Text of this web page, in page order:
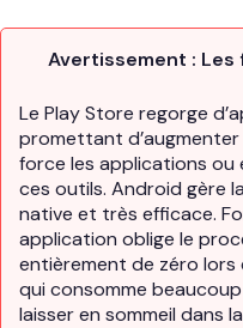
Avertissement :
Le Play Store regorge
promettant
force les applications ou
ces outils. Android gère
native et très efficace.
application oblige le
entièrement de zéro
qui consomme
laisser en sommeil dans